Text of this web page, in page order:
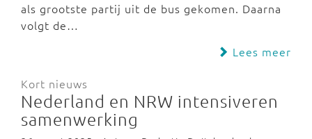
als grootste partij uit de bus gekomen. Daarna
volgt de…
Lees meer
Kort nieuws
Nederland en NRW intensiveren
samenwerking